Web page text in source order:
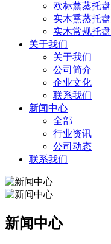
欧标薰蒸托盘
实木熏蒸托盘
实木常规托盘
关于我们
关于我们
公司简介
企业文化
联系我们
新闻中心
全部
行业资讯
公司动态
联系我们
新闻中心